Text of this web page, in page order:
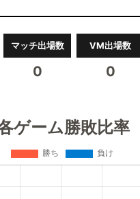
マッチ出場数
0
VM出場数
0
ゲーム勝敗比率